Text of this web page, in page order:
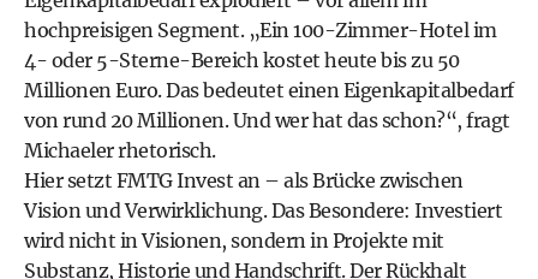
hochpreisigen Segment. „Ein 100-Zimmer-Hotel im
4- oder 5-Sterne-Bereich kostet heute bis zu 50
Millionen Euro. Das bedeutet einen Eigenkapitalbedarf
von rund 20 Millionen. Und wer hat das schon?“, fragt
Michaeler rhetorisch.
Hier setzt FMTG Invest an – als Brücke zwischen
Vision und Verwirklichung. Das Besondere: Investiert
wird nicht in Visionen, sondern in Projekte mit
Substanz, Historie und Handschrift. Der Rückhalt